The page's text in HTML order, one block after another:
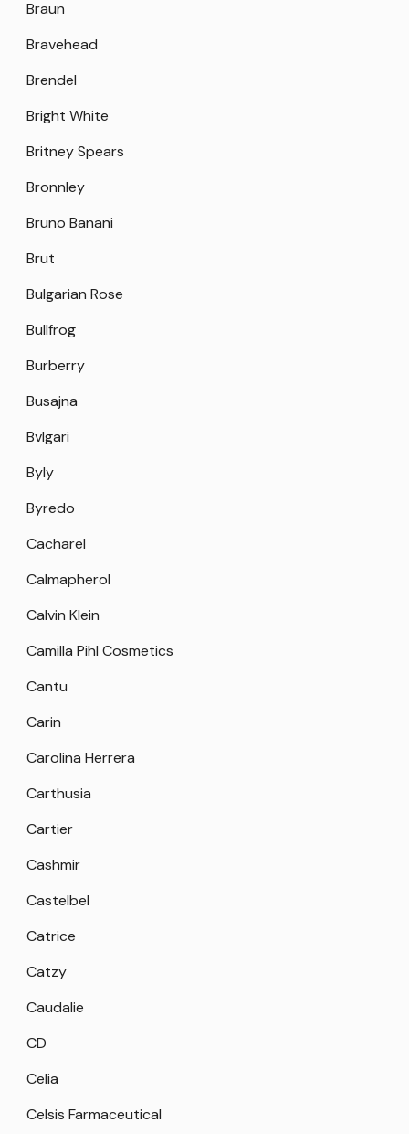
Braun
Bravehead
Brendel
Bright White
Britney Spears
Bronnley
Bruno Banani
Brut
Bulgarian Rose
Bullfrog
Burberry
Busajna
Bvlgari
Byly
Byredo
Cacharel
Calmapherol
Calvin Klein
Camilla Pihl Cosmetics
Cantu
Carin
Carolina Herrera
Carthusia
Cartier
Cashmir
Castelbel
Catrice
Catzy
Caudalie
CD
Celia
Celsis Farmaceutical